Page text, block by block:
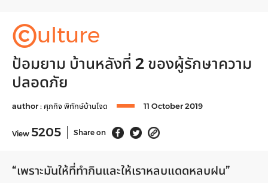
©ulture
ป้อมยาม บ้านหลังที่ 2 ของผู้รักษาความ
ปลอดภัย
author : ศุภกิจ พิทักษ์บ้านโจด 11 October 2019
View 5205 Share on
“เพราะมันให้ที่ทำกินและให้เราหลบแดดหลบฝน”